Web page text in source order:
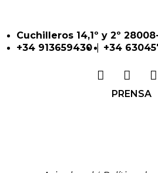
Cuchilleros 14,1º y 2º
+34 913659430 | +34
PRENSA